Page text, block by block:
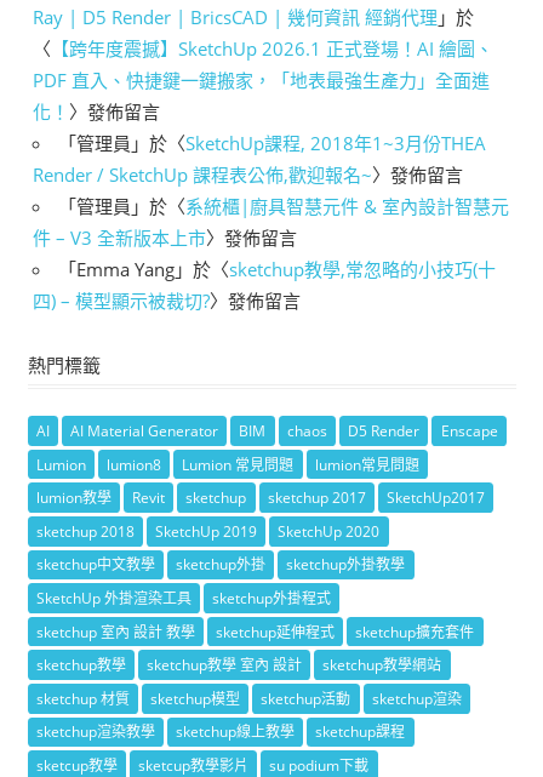
Ray | D5 Render | BricsCAD | 幾何資訊 經銷代理 」於
〈 【跨年度震撼】SketchUp 2026.1 正式登場！AI 繪圖、
PDF 直入、快捷鍵一鍵搬家，「地表最強生產力」全面進
化！ 〉發佈留言
「管理員 」於〈SketchUp課程, 2018年1~3月份THEA
Render / SketchUp 課程表公佈,歡迎報名~〉發佈留言
「管理員 」於〈系統櫃|廚具智慧元件 & 室內設計智慧元
件 – V3 全新版本上市〉發佈留言
「Emma Yang 」於〈sketchup教學,常忽略的小技巧(十
四) – 模型顯示被裁切?〉發佈留言
熱門標籤
AI AI Material Generator BIM chaos D5 Render
Enscape
Lumion
lumion8 Lumion 常見問題
lumion常見問題
lumion教學
Revit sketchup sketchup 2017
SketchUp2017
sketchup 2018
SketchUp 2019
SketchUp 2020
sketchup中文教學
sketchup外掛
sketchup外掛教學
SketchUp 外掛渲染工具
sketchup外掛程式
sketchup 室內 設計 教學
sketchup延伸程式
sketchup擴充套件
sketchup教學
sketchup教學 室內 設計
sketchup教學網站
sketchup 材質
sketchup模型 sketchup活動
sketchup渲染
sketchup渲染教學
sketchup線上教學
sketchup課程
sketcup教學
sketcup教學影片
su podium下載